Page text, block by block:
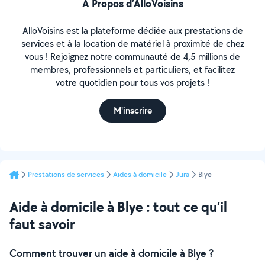
À Propos d’AlloVoisins
AlloVoisins est la plateforme dédiée aux prestations de
services et à la location de matériel à proximité de chez
vous ! Rejoignez notre communauté de 4,5 millions de
membres, professionnels et particuliers, et facilitez
votre quotidien pour tous vos projets !
M'inscrire
Prestations de services Aides à domicile Jura Blye
Aide à domicile à Blye : tout ce qu’il
faut savoir
Comment trouver un aide à domicile à Blye ?